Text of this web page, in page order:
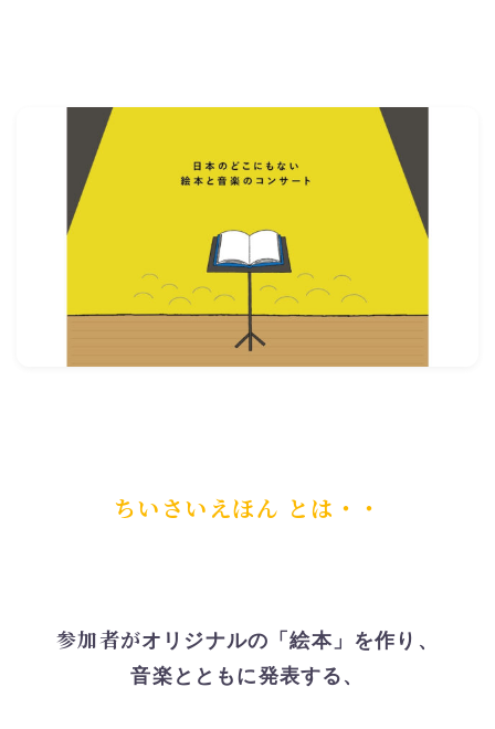
ちいさいえほん とは・・
参加者がオリジナルの「絵本」を作り、
音楽とともに発表する、